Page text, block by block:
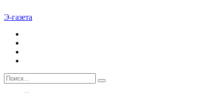
Э-газета